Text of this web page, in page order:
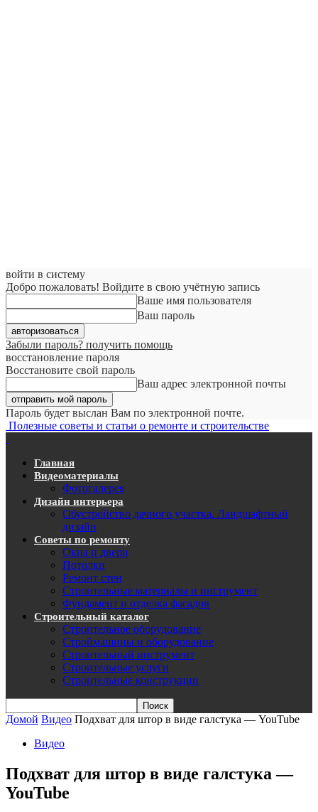
войти в систему
Добро пожаловать! Войдите в свою учётную запись
Ваше имя пользователя
Ваш пароль
Забыли пароль? получить помощь
восстановление пароля
Восстановите свой пароль
Ваш адрес электронной почты
Пароль будет выслан Вам по электронной почте.
Полезные советы и статьи о ремонте и строительстве
Главная
Видеоматериалы
Фотогалерея
Дизайн интерьера
Обустройство дачного участка. Ландшафтный
дизайн
Советы по ремонту
Окна и двери
Потолки
Ремонт стен
Строительные материалы и инструмент
Фундамент и отделка фасадов
Строительный каталог
Строительное оборудование
Строймашины и оборудование
Строительный инструмент
Строительные услуги
Строительные конструкции
Домой Видео Подхват для штор в виде галстука — YouTube
Видео
Подхват для штор в виде галстука —
YouTube